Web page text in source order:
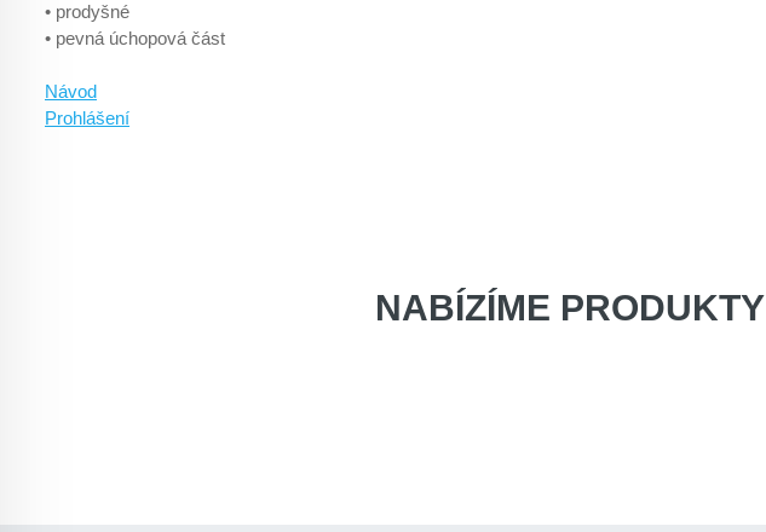
• prodyšné
• pevná úchopová část
Návod
Prohlášení
NABÍZÍME PRODUKTY